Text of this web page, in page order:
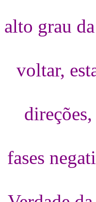
alto grau
voltar,
fases